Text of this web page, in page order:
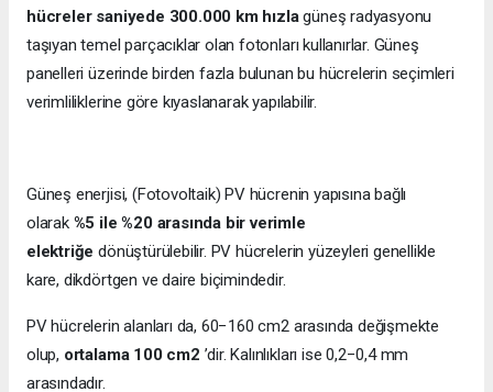
hücreler saniyede 300.000 km hızlagüneş radyasyonu
taşıyan temel parçacıklar olan fotonları kullanırlar. Güneş
panelleri üzerinde birden fazla bulunan bu hücrelerin seçimleri
verimliliklerine göre kıyaslanarak yapılabilir.
Güneş enerjisi, (Fotovoltaik) PV hücrenin yapısına bağlı
olarak %5 ile %20 arasında bir verimle
elektriğedönüştürülebilir. PV hücrelerin yüzeyleri genellikle
kare, dikdörtgen ve daire biçimindedir.
PV hücrelerin alanları da, 60−160 cm2 arasında değişmekte
olup, ortalama 100 cm2 ’dir. Kalınlıkları ise 0,2−0,4 mm
arasındadır.